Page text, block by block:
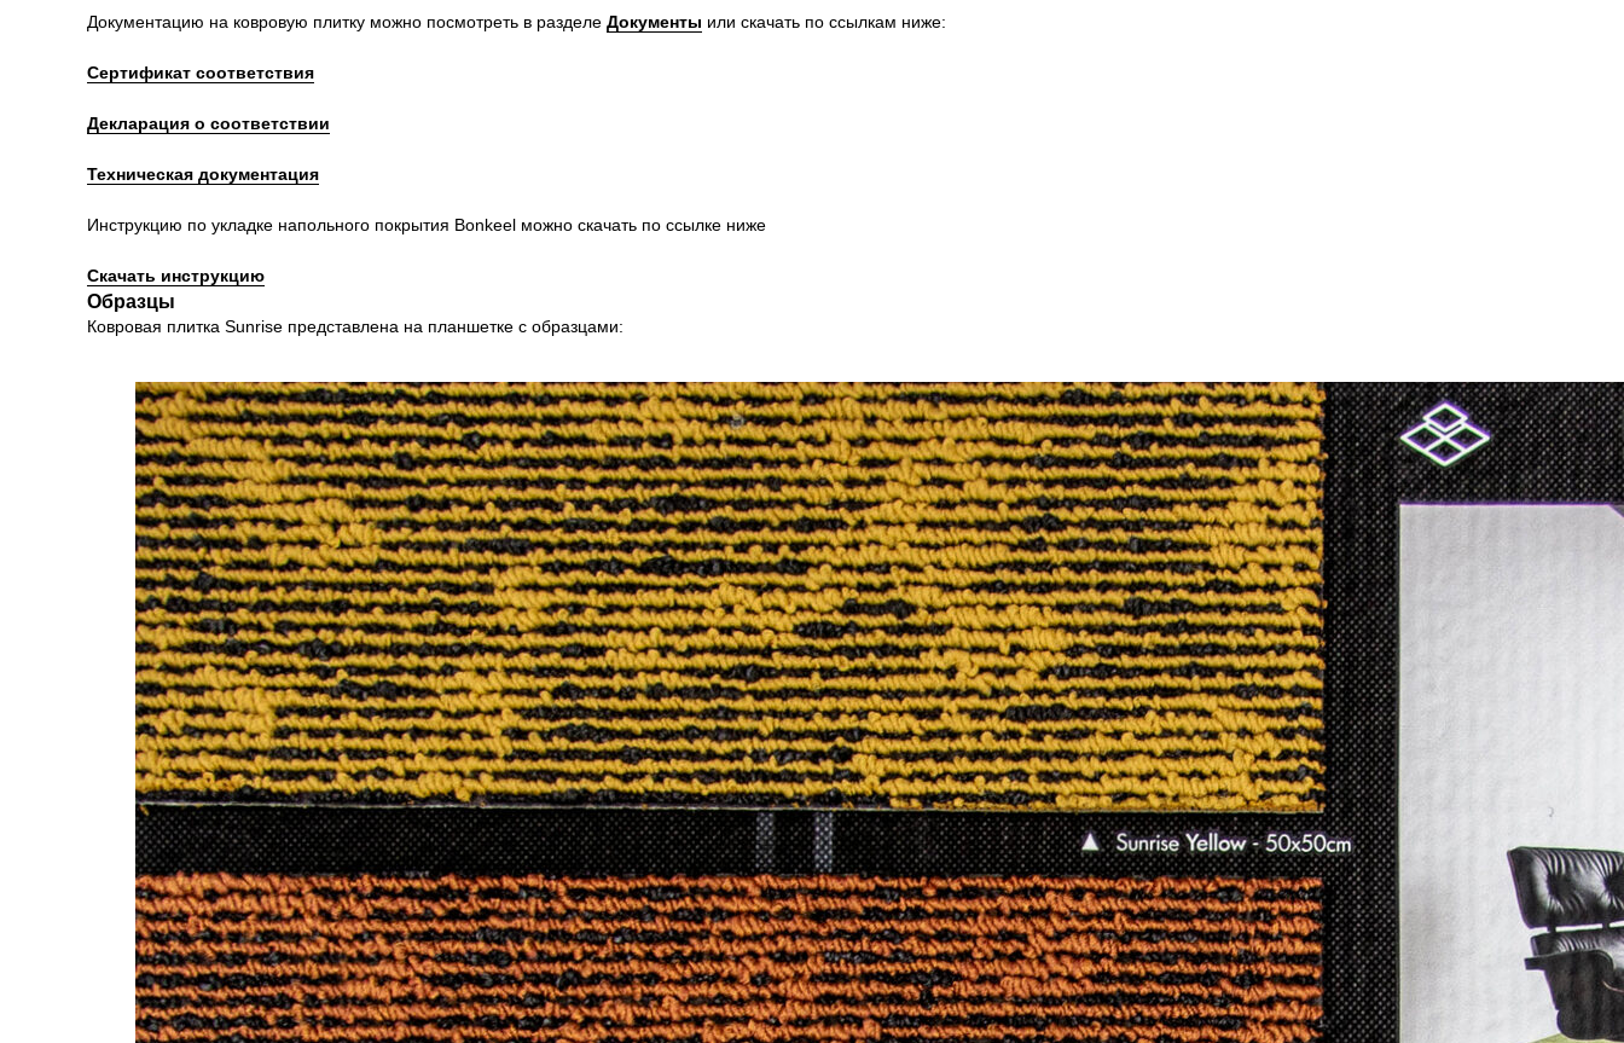
Документацию на ковровую плитку можно посмотреть в разделе Документы или скачать по ссылкам ниже:
Сертификат соответствия
Декларация о соответствии
Техническая документация
Инструкцию по укладке напольного покрытия Bonkeel можно скачать по ссылке ниже
Скачать инструкцию
Образцы
Ковровая плитка Sunrise представлена на планшетке с образцами: